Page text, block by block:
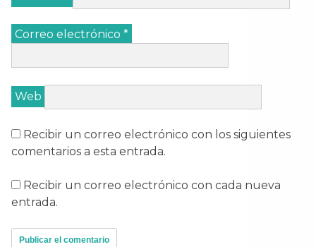
Correo electrónico *
Web
Recibir un correo electrónico con los siguientes
comentarios a esta entrada.
Recibir un correo electrónico con cada nueva
entrada.